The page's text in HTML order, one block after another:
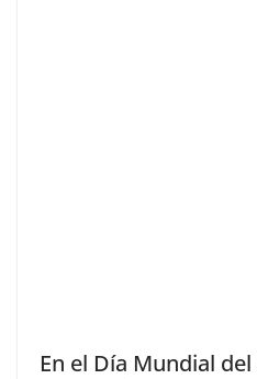
En el Día Mundial